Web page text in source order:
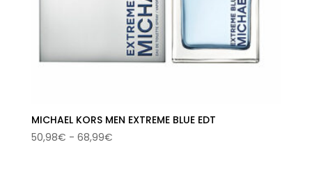
MICHAEL KORS MEN EXTREME BLUE EDT
50,98€ - 68,99€Rango